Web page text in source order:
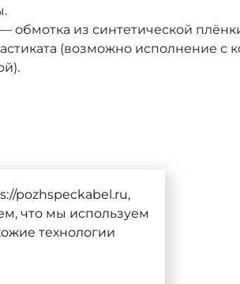
обмотка из синтетической
(возможно исполнение с
pozhspeckabel.ru,
что мы используем
технологии